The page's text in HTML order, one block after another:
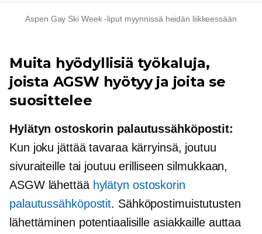
Aspen Gay Ski Week -liput myynnissä heidän liikkeessään
Muita hyödyllisiä työkaluja,
joista AGSW hyötyy ja joita se
suosittelee
Hylätyn ostoskorin palautussähköpostit:
Kun joku jättää tavaraa kärryinsä, joutuu
sivuraiteille tai joutuu erilliseen silmukkaan,
ASGW lähettäähylätyn ostoskorin
palautussähköpostit. Sähköpostimuistutusten
lähettäminen potentiaalisille asiakkaille auttaa